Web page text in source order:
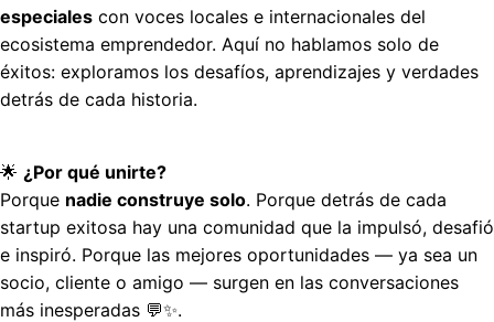
especiales con voces locales e internacionales del
ecosistema emprendedor. Aquí no hablamos solo de
éxitos: exploramos los desafíos, aprendizajes y verdades
detrás de cada historia.
🌟 ¿Por qué unirte?
Porque nadie construye solo. Porque detrás de cada
startup exitosa hay una comunidad que la impulsó, desafió
e inspiró. Porque las mejores oportunidades — ya sea un
socio, cliente o amigo — surgen en las conversaciones
más inesperadas 💬✨.